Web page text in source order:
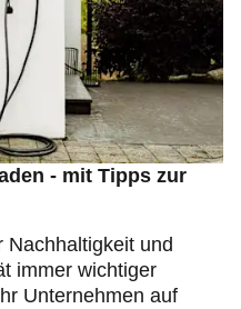
- mit Tipps zur
Nachhaltigkeit und
immer wichtiger
Unternehmen auf